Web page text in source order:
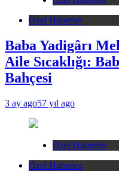
Özel Haberler
Baba Yadigârı
Aile Sıcaklığı:
Bahçesi
3 ay ago57 yıl ago
Özel Haberler
Özel Haberler